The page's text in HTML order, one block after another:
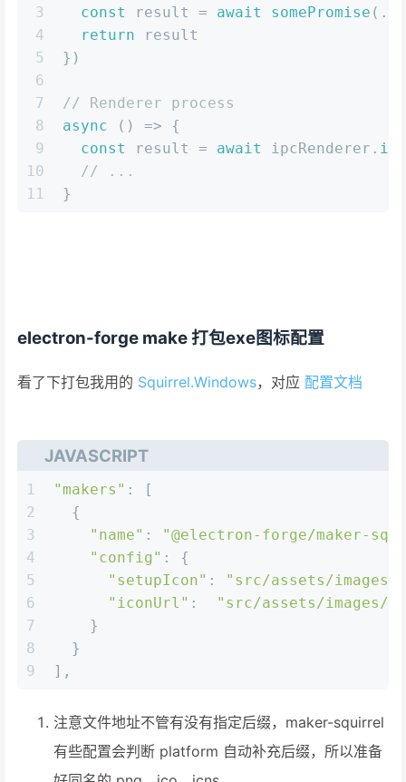
3
4
5
6
7
8
9
10
11
const
result = await somePromise
return result
})
// Renderer process
async () => {
const
result = await ipcRenderer.
// ...
}
electron-forge make 打包exe图标配置
看了下打包我用的 Squirrel.Windows，对应 配置文档
JAVASCRIPT
1
2
3
4
5
6
7
8
9
"makers" : [
  {
"name" :
"@electron-forge/maker-
"config" : {
"setupIcon" :
"src/assets/images/
"iconUrl" :
"src/assets/images/
    }
  }
],
注意文件地址不管有没有指定后缀，maker-squirrel
有些配置会判断 platform 自动补充后缀，所以准备